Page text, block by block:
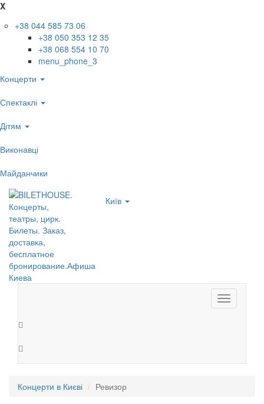
X
+38 044 585 73 06
+38 050 353 12 35
+38 068 554 10 70
menu_phone_3
Концерти
Спектаклі
Дітям
Виконавці
Майданчики
Київ
Toggle
navigation
Концерти в Києві Ревизор